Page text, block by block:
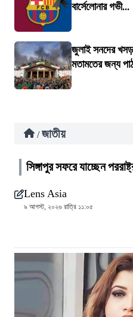
বার্সেলোনার গভী...
জুলাই সনদের
মতামতের জন্য
/ জাতীয়
সিঙ্গাপুর সফরে যাচ্ছেন
Lens Asia
৯ আগস্ট, ২০২৬ রাত্রি ১১:০৫